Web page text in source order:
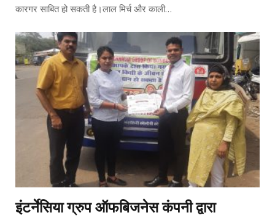
कारगर साबित हो सकती है।लाल मिर्च और काली…
इंटर्नेसिया ग्रुप ऑफबिजनेस कंपनी द्वारा